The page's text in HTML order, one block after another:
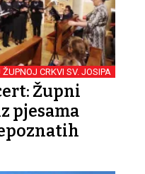
ŽUPNOJ CRKVI SV. JOSIPA
Župni
pjesama